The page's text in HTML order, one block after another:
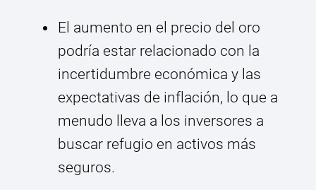
El aumento en el precio del oro
podría estar relacionado con la
incertidumbre económica y las
expectativas de inflación, lo que a
menudo lleva a los inversores a
buscar refugio en activos más
seguros.